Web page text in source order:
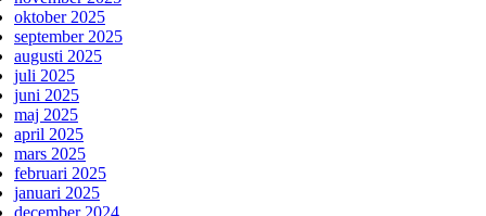
oktober 2025
september 2025
augusti 2025
juli 2025
juni 2025
maj 2025
april 2025
mars 2025
februari 2025
januari 2025